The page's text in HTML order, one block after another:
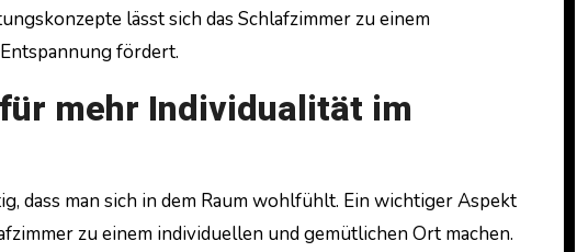
lässt sich das Schlafzimmer zu einem
fördert.
mehr Individualität im
dass man sich in dem Raum wohlfühlt. Ein wichtiger Aspekt
zu einem individuellen und gemütlichen Ort machen.